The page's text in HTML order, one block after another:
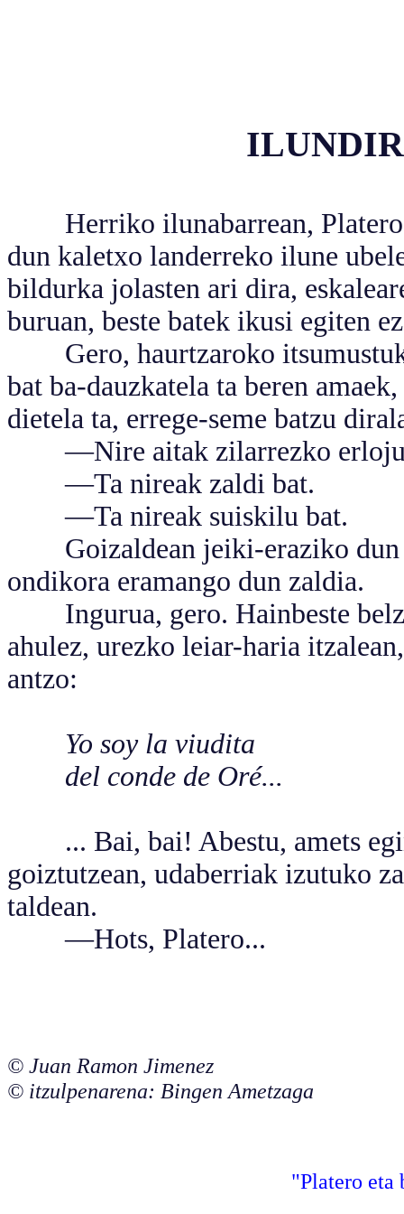
Herriko ilunabarrean, Platero
dun kaletxo landerreko ilune
bildurka jolasten ari dira,
buruan, beste batek ikusi egiten
Gero, haurtzaroko
bat ba-dauzkatela ta beren
dietela ta, errege-seme batzu
—Nire aitak zilarrezko erloju
—Ta nireak zaldi bat.
—Ta nireak suiskilu bat.
Goizaldean jeiki-eraziko dun
ondikora eramango dun zaldia.
Ingurua, gero. Hainbeste
ahulez, urezko leiar-haria
antzo:
Yo soy la viudita
del conde de Oré...
... Bai, bai! Abestu, amets
goiztutzean, udaberriak izutuko
taldean.
—Hots, Platero...
© Juan Ramon Jimenez
© itzulpenarena: Bingen Ametzaga
"Platero eta